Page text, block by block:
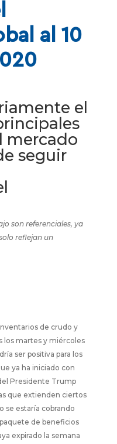
al 10
el
mercado
seguir
son referenciales, ya
reflejan un
de crudo y
los martes y miércoles
ser positiva para los
ya ha iniciado con
Presidente Trump
que extienden ciertos
se estaría cobrando
de beneficios
expirado la semana